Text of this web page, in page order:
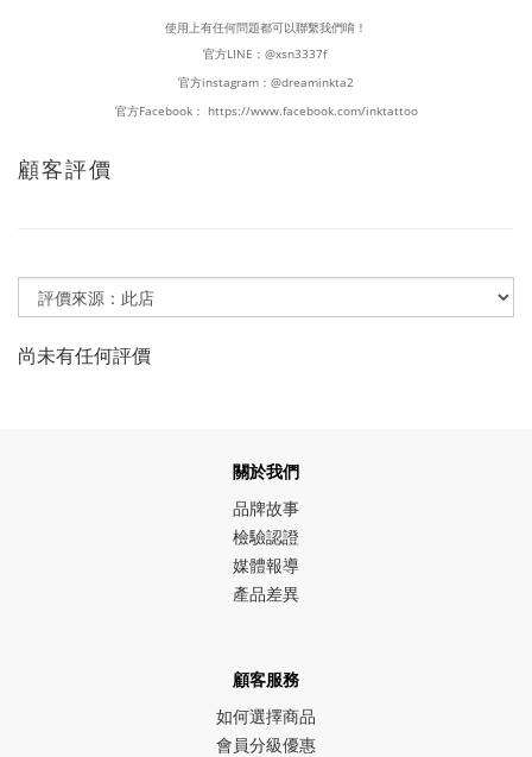
使用上有任何問題都可以聯繫我們唷！
官方LINE： @xsn3337f
官方instagram： @dreaminkta2
官方Facebook： https://www.facebook.com/inktattoo
顧客評價
尚未有任何評價
關於我們
品牌故事
檢驗認證
媒體報導
產品差異
顧客服務
如何選擇商品
會員分級優惠